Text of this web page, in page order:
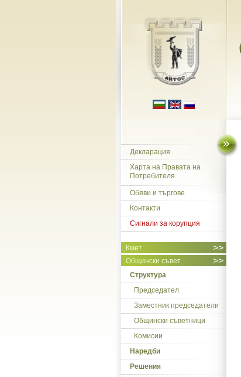
Декларация
Харта на Правата на
Потребителя
Обяви и търгове
Контакти
Сигнали за корупция
>>
Кмет
>>
Общински съвет
Структура
Председател
Заместник председатели
Общински съветници
Комисии
Наредби
Решения